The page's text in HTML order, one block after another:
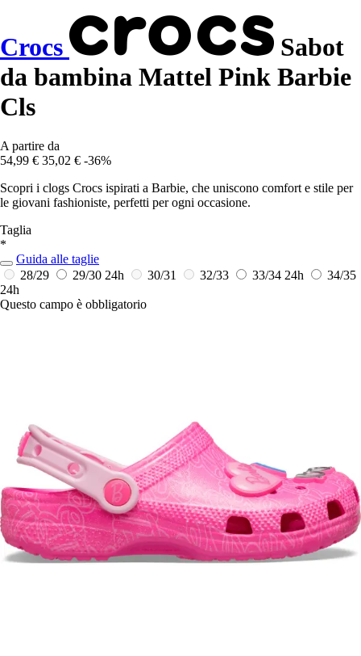
Crocs
Sabot
da bambina Mattel Pink Barbie
Cls
A partire da
54,99 € 35,02 € -36%
Scopri i clogs Crocs ispirati a Barbie, che uniscono comfort e stile per
le giovani fashioniste, perfetti per ogni occasione.
Taglia
*
Guida alle taglie
28/29
29/30 24h 30/31 32/33 33/34 24h
34/35
24h
Questo campo è obbligatorio